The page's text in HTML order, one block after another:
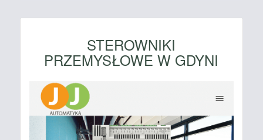
STEROWNIKI
PRZEMYSŁOWE W GDYNI